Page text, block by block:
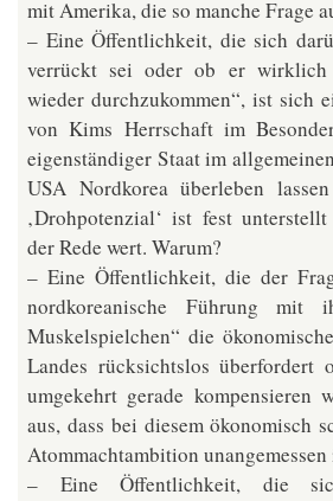
mit Amerika, die so manche Frage
– Eine Öffentlichkeit, die sich
verrückt sei oder ob er wirklich
wieder durchzukommen“, ist sich
von Kims Herrschaft im
eigenständiger Staat im
USA Nordkorea überleben
‚Drohpotenzial‘ ist fest
der Rede wert. Warum?
– Eine Öffentlichkeit, die der
nordkoreanische Führung mit
Muskelspielchen“ die
Landes rücksichtslos überfordert
umgekehrt gerade kompensieren
aus, dass bei diesem ökonomisch
Atommachtambition unangemessen
– Eine Öffentlichkeit, die